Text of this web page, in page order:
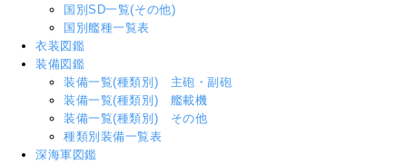
国別SD一覧(その他)
国別艦種一覧表
衣装図鑑
装備図鑑
装備一覧(種類別) 主砲・副砲
装備一覧(種類別) 艦載機
装備一覧(種類別) その他
種類別装備一覧表
深海軍図鑑